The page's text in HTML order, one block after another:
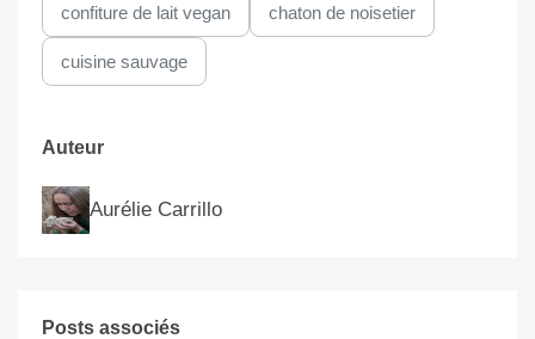
confiture de lait vegan chaton de noisetier
cuisine sauvage
Auteur
Aurélie Carrillo
Posts associés